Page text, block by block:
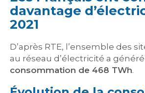
davantage
2021
D’après RTE, l’ensemble des
au réseau d’électricité a
consommation de 468 TWh.